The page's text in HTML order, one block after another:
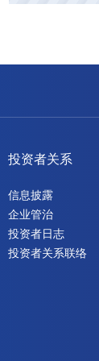
投资者关系
信息披露
企业管治
投资者日志
投资者关系联络